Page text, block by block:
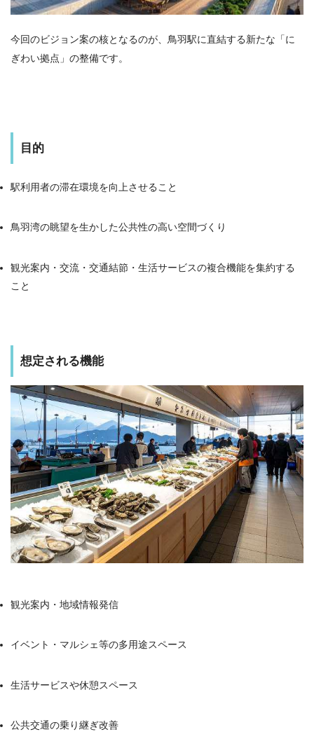
今回のビジョン案の核となるのが、鳥羽駅に直結する新たな「に
ぎわい拠点」の整備です。
目的
駅利用者の滞在環境を向上させること
鳥羽湾の眺望を生かした公共性の高い空間づくり
観光案内・交流・交通結節・生活サービスの複合機能を集約する
こと
想定される機能
観光案内・地域情報発信
イベント・マルシェ等の多用途スペース
生活サービスや休憩スペース
公共交通の乗り継ぎ改善